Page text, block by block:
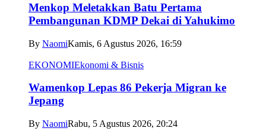
Menkop Meletakkan Batu Pertama
Pembangunan KDMP Dekai di Yahukimo
By NaomiKamis, 6 Agustus 2026, 16:59
EKONOMIEkonomi & Bisnis
Wamenkop Lepas 86 Pekerja Migran ke
Jepang
By NaomiRabu, 5 Agustus 2026, 20:24